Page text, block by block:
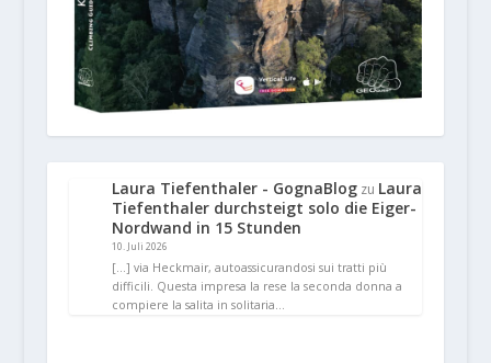
Laura Tiefenthaler - GognaBlogzu Laura
Tiefenthaler durchsteigt solo die Eiger-
Nordwand in 15 Stunden
10. Juli 2026
[…] via Heckmair, autoassicurandosi sui tratti più
difficili. Questa impresa la rese la seconda donna a
compiere la salita in solitaria…